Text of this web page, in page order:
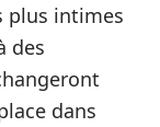
plus intimes
des
dans